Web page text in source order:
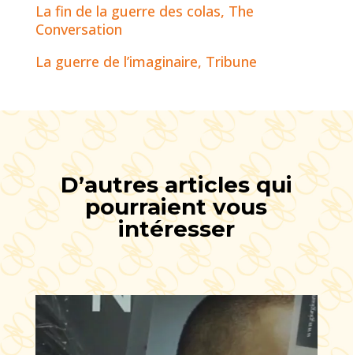
La fin de la guerre des colas, The
Conversation
La guerre de l’imaginaire, Tribune
D’autres articles qui
pourraient vous
intéresser